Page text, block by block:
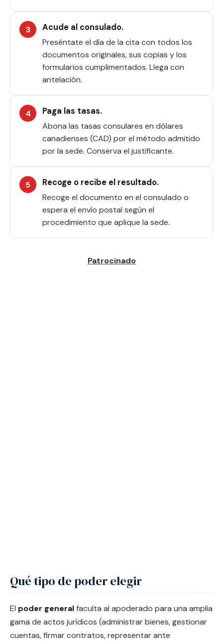
Acude al consulado.
Preséntate el día de la cita con todos los
documentos originales, sus copias y los
formularios cumplimentados. Llega con
antelación.
Paga las tasas.
Abona las tasas consulares en dólares
canadienses (CAD) por el método admitido
por la sede. Conserva el justificante.
Recoge o recibe el resultado.
Recoge el documento en el consulado o
espera el envío postal según el
procedimiento que aplique la sede.
Qué tipo de poder elegir
El poder generalfaculta al apoderado para una amplia
gama de actos jurídicos (administrar bienes, gestionar
cuentas, firmar contratos, representar ante